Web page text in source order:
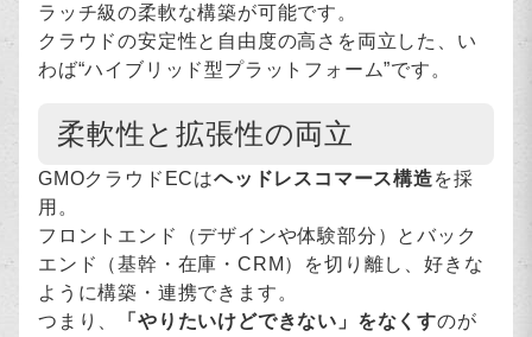
ラッチ級の柔軟な構築が可能です。
クラウドの安定性と自由度の高さを両立した、い
わば“ハイブリッド型プラットフォーム”です。
柔軟性と拡張性の両立
GMOクラウドECはヘッドレスコマース構造を採
用。
フロントエンド（デザインや体験部分）とバック
エンド（基幹・在庫・CRM）を切り離し、好きな
ように構築・連携できます。
つまり、
「やりたいけどできない」をなくすのが